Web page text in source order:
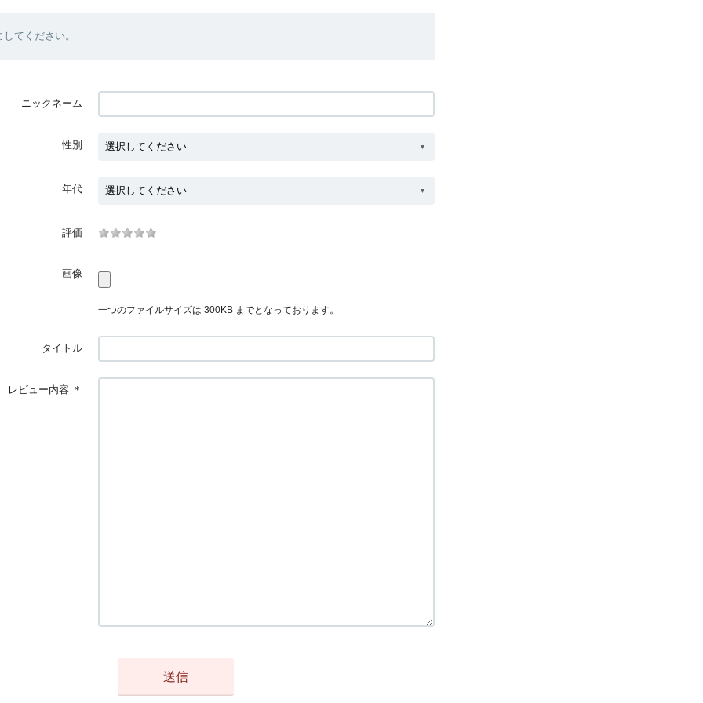
てください。
ニックネーム
性別
年代
評価
画像
一つのファイルサイズは 300KB までとなっております。
タイトル
レビュー内容 ＊